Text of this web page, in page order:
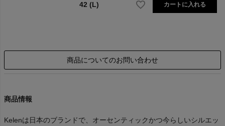
42 (L) カートに入れる
商品についてのお問い合わせ
商品情報
Kelenは日本のブランドで、オーセンティックかつ今らしいシルエッ